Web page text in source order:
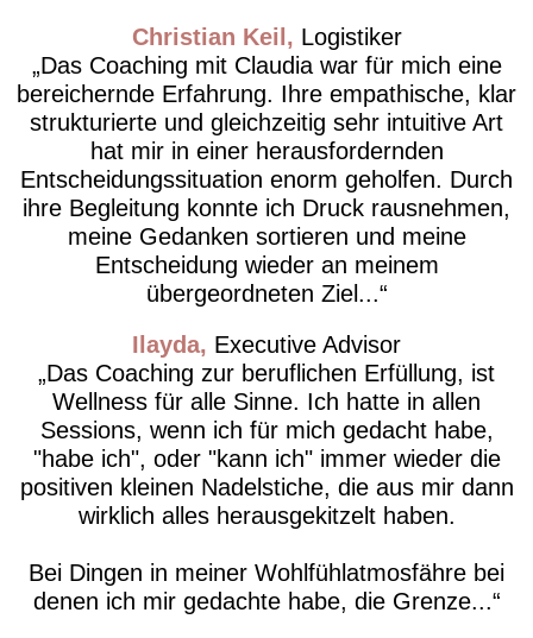
Christian Keil
Logistiker
Das Coaching mit Claudia war für mich eine
bereichernde Erfahrung. Ihre empathische, klar
strukturierte und gleichzeitig sehr intuitive Art
hat mir in einer herausfordernden
Entscheidungssituation enorm geholfen. Durch
ihre Begleitung konnte ich Druck rausnehmen,
meine Gedanken sortieren und meine
Entscheidung wieder an meinem
übergeordneten Ziel...
Ilayda Executive Advisor
Das Coaching zur beruflichen Erfüllung, ist
Wellness für alle Sinne. Ich hatte in allen
Sessions, wenn ich für mich gedacht habe,
"habe ich", oder "kann ich" immer wieder die
positiven kleinen Nadelstiche, die aus mir dann
wirklich alles herausgekitzelt haben.
Bei Dingen in meiner Wohlfühlatmosfähre bei
denen ich mir gedachte habe, die Grenze...